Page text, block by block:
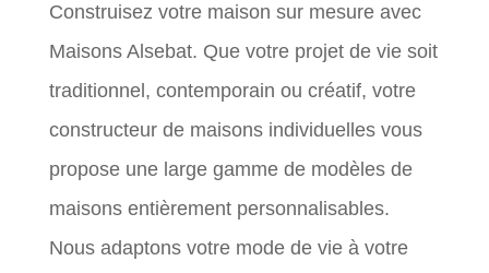
Construisez votre maison sur mesure avec
Maisons Alsebat. Que votre projet de vie soit
traditionnel, contemporain ou créatif, votre
constructeur de maisons individuelles vous
propose une large gamme de modèles de
maisons entièrement personnalisables.
Nous adaptons votre mode de vie à votre